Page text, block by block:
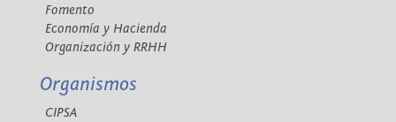
Fomento
Economía y Hacienda
Organización y RRHH
Organismos
CIPSA